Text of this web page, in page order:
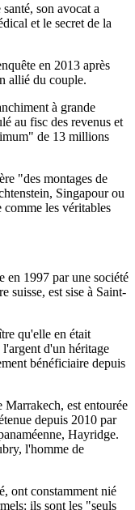
son avocat a
et le secret de la
en 2013 après
allié du couple.
à grande
au fisc des revenus et
de 13 millions
"des montages de
Singapour ou
comme les véritables
en 1997 par une société
suisse, est sise à Saint-
qu'elle en était
d'un héritage
bénéficiaire depuis
est entourée
depuis 2010 par
Hayridge.
l'homme de
ont constamment nié
ils sont les "seuls